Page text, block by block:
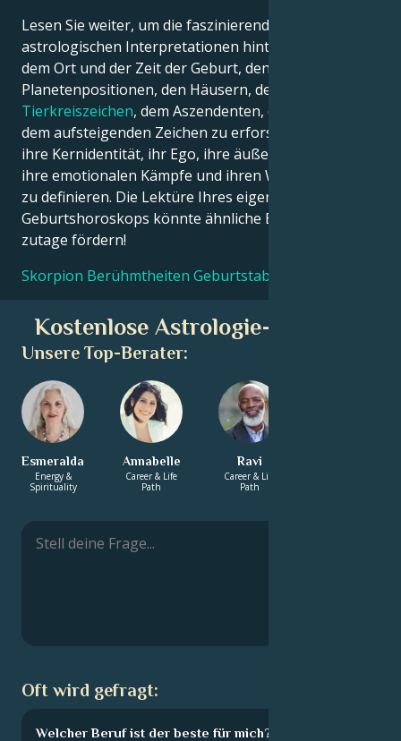
Lesen Sie weiter, um die faszinierenden
astrologischen Interpretationen hinter dem Datum,
dem Ort und der Zeit der Geburt, den
Planetenpositionen, den Häusern, dem
Tierkreiszeichen, dem Aszendenten, dem Mond und
dem aufsteigenden Zeichen zu erforschen – und so
ihre Kernidentität, ihr Ego, ihre äußere Erscheinung,
ihre emotionalen Kämpfe und ihren Weg zum Erfolg
zu definieren. Die Lektüre Ihres eigenen
Geburtshoroskops könnte ähnliche Erkenntnisse
zutage fördern!
Skorpion Berühmtheiten Geburtstabellen
Kostenlose Astrologie-Beratung
Unsere Top-Berater:
Esmeralda
Energy &
Spirituality
Annabelle
Career & Life
Path
Ravi
Career & Life
Path
Oft wird gefragt:
Welcher Beruf ist der beste für mich?